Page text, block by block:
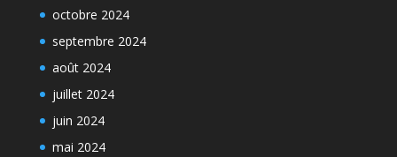
octobre 2024
septembre 2024
août 2024
juillet 2024
juin 2024
mai 2024